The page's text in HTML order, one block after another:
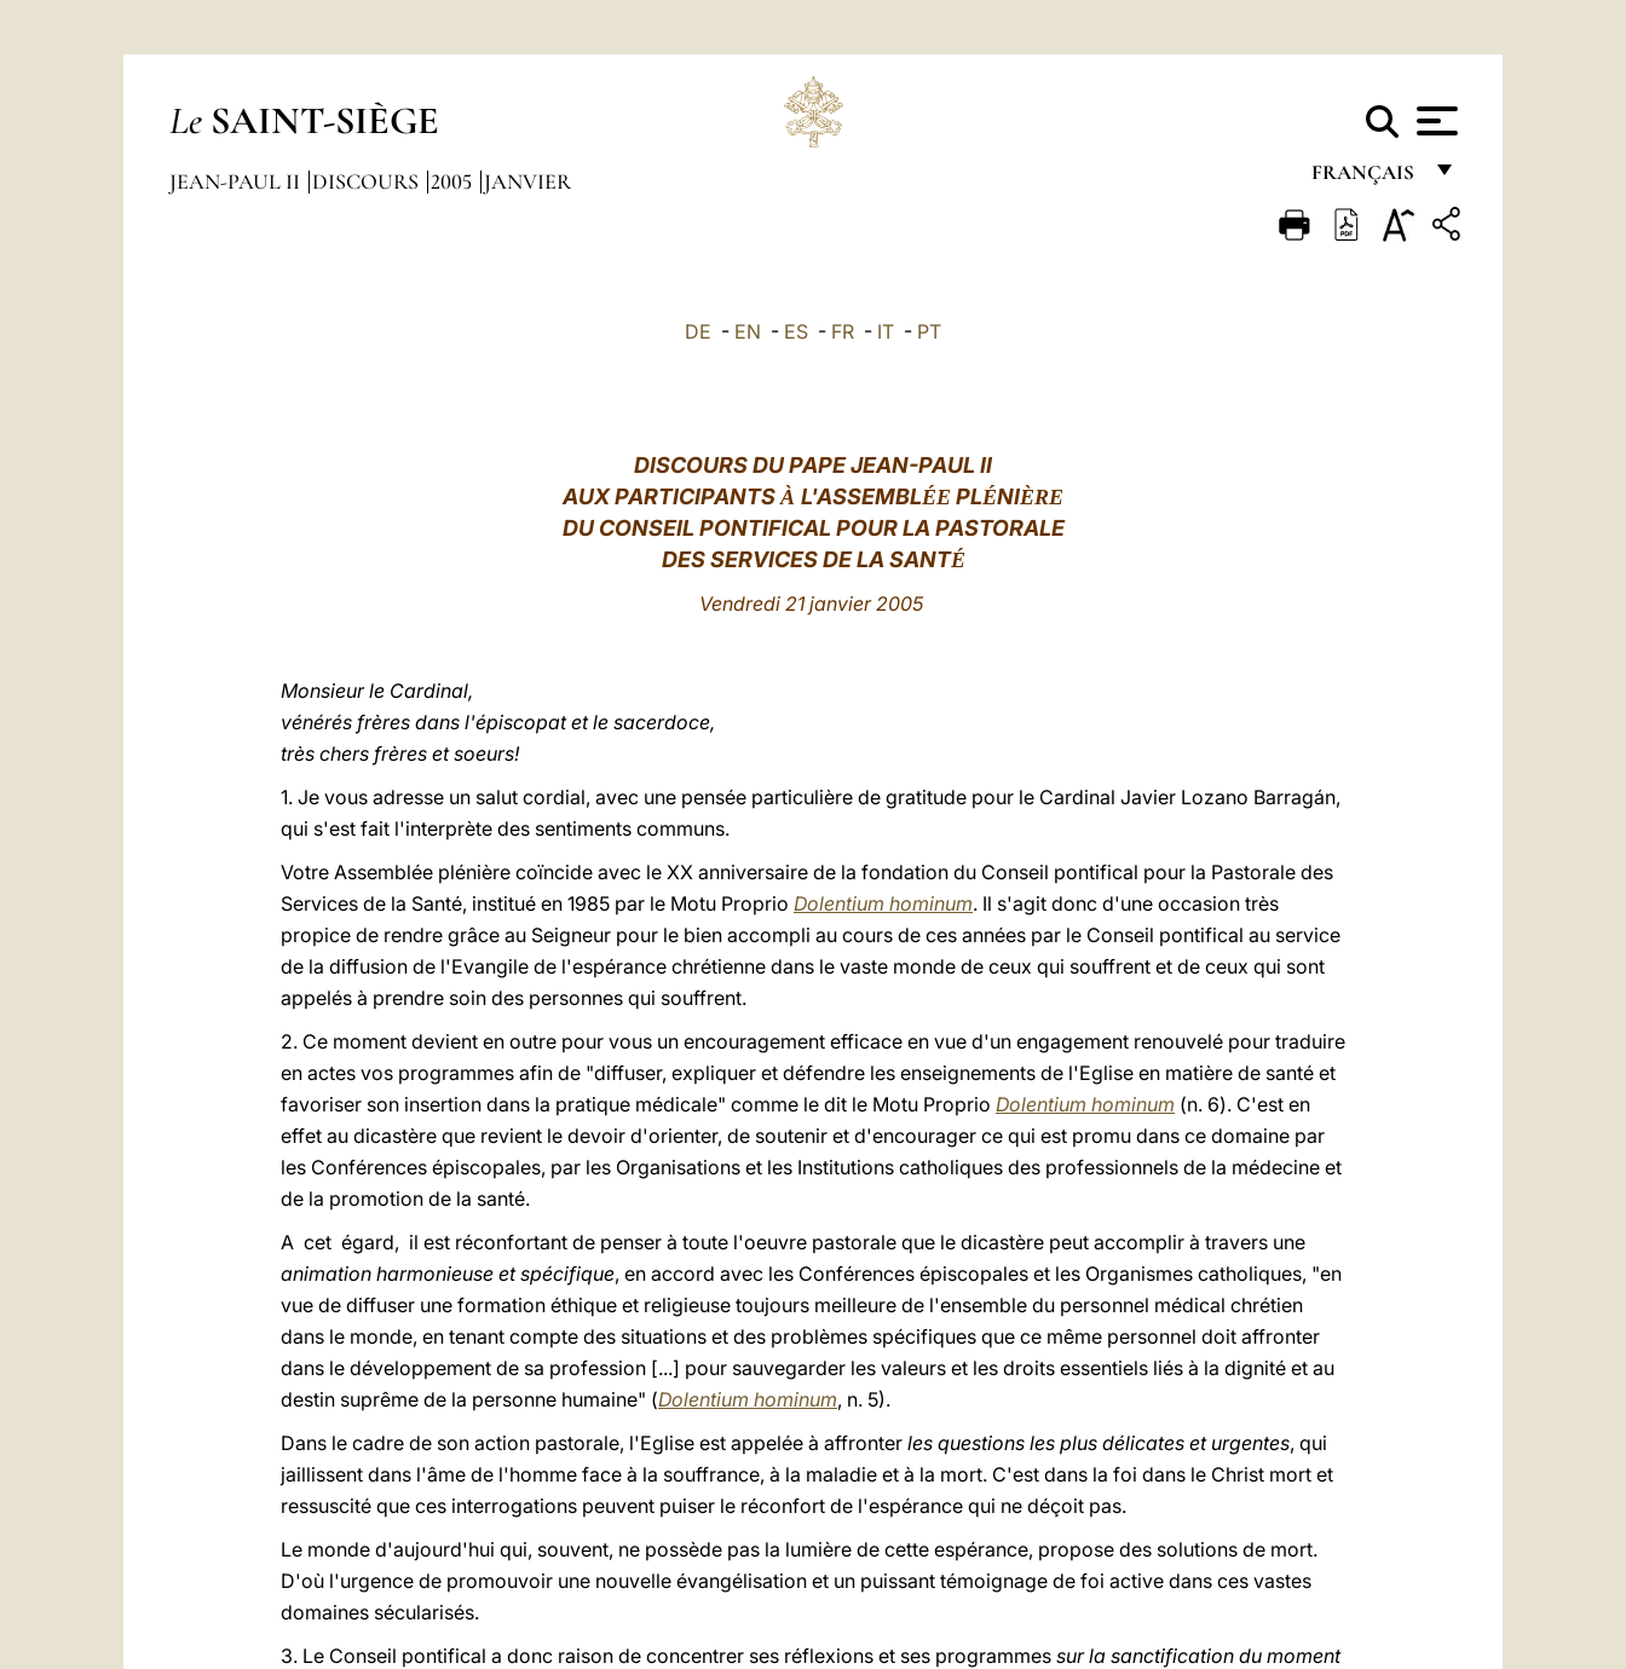
Le SAINT-SIÈGE
FRANÇAIS
FRANÇAIS
JEAN-PAUL II DISCOURS 2005 JANVIER
DE - EN - ES - FR - IT - PT
DISCOURS DU PAPE JEAN-PAUL II
AUX PARTICIPANTS À L'ASSEMBLÉE PLÉNIÈRE
DU CONSEIL PONTIFICAL POUR LA PASTORALE
DES SERVICES DE LA SANTÉ
Vendredi 21 janvier 2005
Monsieur le Cardinal,
vénérés frères dans l'épiscopat et le sacerdoce,
très chers frères et soeurs!
1. Je vous adresse un salut cordial, avec une pensée particulière de gratitude pour le Cardinal Javier Lozano Barragán,
qui s'est fait l'interprète des sentiments communs.
Votre Assemblée plénière coïncide avec le XX anniversaire de la fondation du Conseil pontifical pour la Pastorale des
Services de la Santé, institué en 1985 par le Motu Proprio Dolentium hominum. Il s'agit donc d'une occasion très
propice de rendre grâce au Seigneur pour le bien accompli au cours de ces années par le Conseil pontifical au service
de la diffusion de l'Evangile de l'espérance chrétienne dans le vaste monde de ceux qui souffrent et de ceux qui sont
appelés à prendre soin des personnes qui souffrent.
2. Ce moment devient en outre pour vous un encouragement efficace en vue d'un engagement renouvelé pour traduire
en actes vos programmes afin de "diffuser, expliquer et défendre les enseignements de l'Eglise en matière de santé et
favoriser son insertion dans la pratique médicale" comme le dit le Motu Proprio Dolentium hominum (n. 6). C'est en
effet au dicastère que revient le devoir d'orienter, de soutenir et d'encourager ce qui est promu dans ce domaine par
les Conférences épiscopales, par les Organisations et les Institutions catholiques des professionnels de la médecine et
de la promotion de la santé.
A cet égard, il est réconfortant de penser à toute l'oeuvre pastorale que le dicastère peut accomplir à travers une
animation harmonieuse et spécifique, en accord avec les Conférences épiscopales et les Organismes catholiques, "en
vue de diffuser une formation éthique et religieuse toujours meilleure de l'ensemble du personnel médical chrétien
dans le monde, en tenant compte des situations et des problèmes spécifiques que ce même personnel doit affronter
dans le développement de sa profession [...] pour sauvegarder les valeurs et les droits essentiels liés à la dignité et au
destin suprême de la personne humaine" (Dolentium hominum, n. 5).
Dans le cadre de son action pastorale, l'Eglise est appelée à affronter les questions les plus délicates et urgentes, qui
jaillissent dans l'âme de l'homme face à la souffrance, à la maladie et à la mort. C'est dans la foi dans le Christ mort et
ressuscité que ces interrogations peuvent puiser le réconfort de l'espérance qui ne déçoit pas.
Le monde d'aujourd'hui qui, souvent, ne possède pas la lumière de cette espérance, propose des solutions de mort.
D'où l'urgence de promouvoir une nouvelle évangélisation et un puissant témoignage de foi active dans ces vastes
domaines sécularisés.
3. Le Conseil pontifical a donc raison de concentrer ses réflexions et ses programmes sur la sanctification du moment